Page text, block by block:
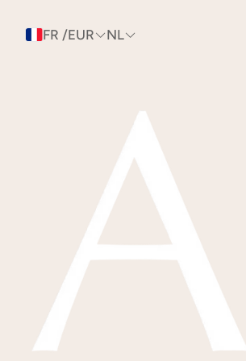
FR /EUR NL